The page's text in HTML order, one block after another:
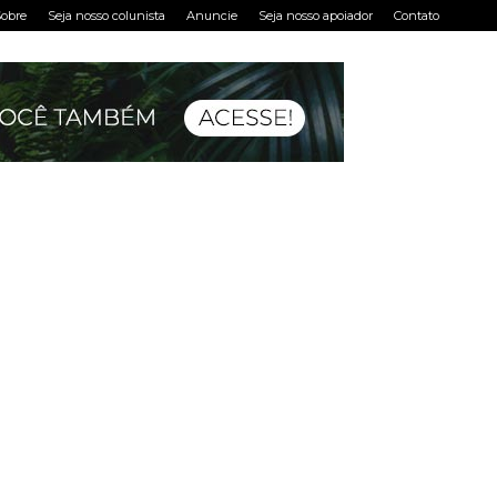
Seja nosso colunista Anuncie Seja nosso apoiador Contato